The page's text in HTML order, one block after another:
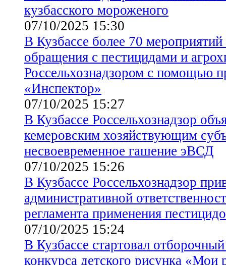
кузбасского мороженого
07/10/2025 15:30
В Кузбассе более 70 мероприятий
обращения с пестицидами и
Россельхознадзором с помощью
«Инспектор»
07/10/2025 15:27
В Кузбассе Россельхознадзор
кемеровским хозяйствующим
несвоевременное гашение эВСД
07/10/2025 15:26
В Кузбассе Россельхознадзор
административной
регламента применения
07/10/2025 15:24
В Кузбассе стартовал
конкурса детского рисунка «Мои